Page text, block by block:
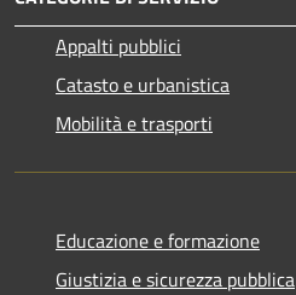
Appalti pubblici
Catasto e urbanistica
Mobilità e trasporti
Educazione e formazione
Giustizia e sicurezza pubblica